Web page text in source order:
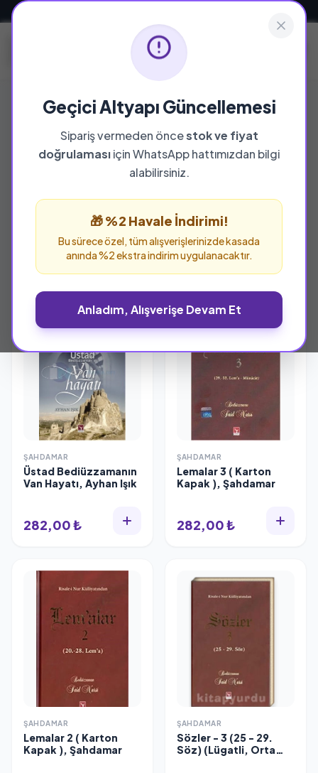
Geçici Altyapı Güncellemesi
Sipariş vermeden öncestok ve fiyat
doğrulamasıiçin WhatsApp hattımızdan bilgi
alabilirsiniz.
🎁 %2 Havale İndirimi!
Bu sürece özel, tüm alışverişlerinizde kasada
anında %2 ekstra indirim uygulanacaktır.
Anladım, Alışverişe Devam Et
YAYINEVI
Şahdamar
Şahdamar yayınevine ait tüm eserleri bu
sayfada inceleyebilir ve güvenle sipariş
ŞAHDAMAR
Üstad Bediüzzamanın
Van Hayatı, Ayhan Işık
282,00 ₺
ŞAHDAMAR
Lemalar 3 ( Karton
Kapak ), Şahdamar
282,00 ₺
ŞAHDAMAR
Lemalar 2 ( Karton
Kapak ), Şahdamar
ŞAHDAMAR
Sözler - 3 (25 - 29.
Söz) (Lügatli, Orta